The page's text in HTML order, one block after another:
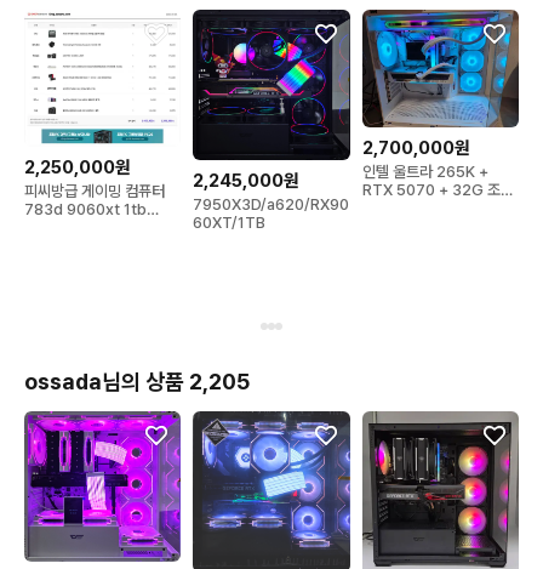
2,250,000원
피씨방급 게이밍 컴퓨터
783d 9060xt 1tb
2,245,000원
7950X3D/a620/RX90
60XT/1TB
2,700,000원
인텔 울트라 265K +
RTX 5070 + 32G 조합
ossada님의 상품 2,205